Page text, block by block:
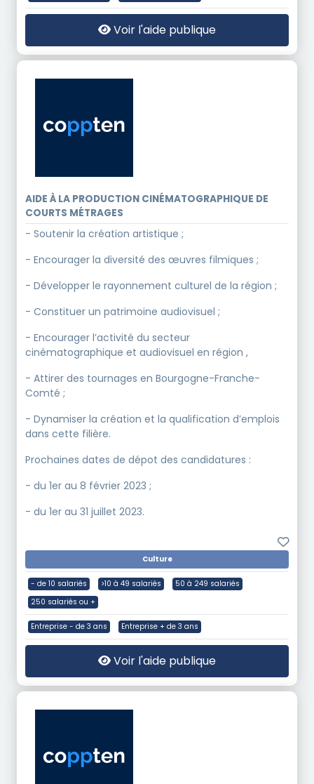
Voir l'aide publique
AIDE À LA PRODUCTION CINÉMATOGRAPHIQUE DE
COURTS MÉTRAGES
- Soutenir la création artistique ;
- Encourager la diversité des œuvres filmiques ;
- Développer le rayonnement culturel de la région ;
- Constituer un patrimoine audiovisuel ;
- Encourager l’activité du secteur
cinématographique et audiovisuel en région ,
- Attirer des tournages en Bourgogne-Franche-
Comté ;
- Dynamiser la création et la qualification d’emplois
dans cette filière.
Prochaines dates de dépot des candidatures :
- du 1er au 8 février 2023 ;
- du 1er au 31 juillet 2023.
Culture
- de 10 salariés >10 à 49 salariés
50 à 249 salariés
250 salariés ou +
Entreprise - de 3 ans Entreprise + de 3 ans
Voir l'aide publique